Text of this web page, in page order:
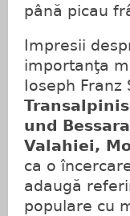
până picau
Impresii
importanţa
Ioseph
und
Valahiei,
ca o
adaugă
populare cu